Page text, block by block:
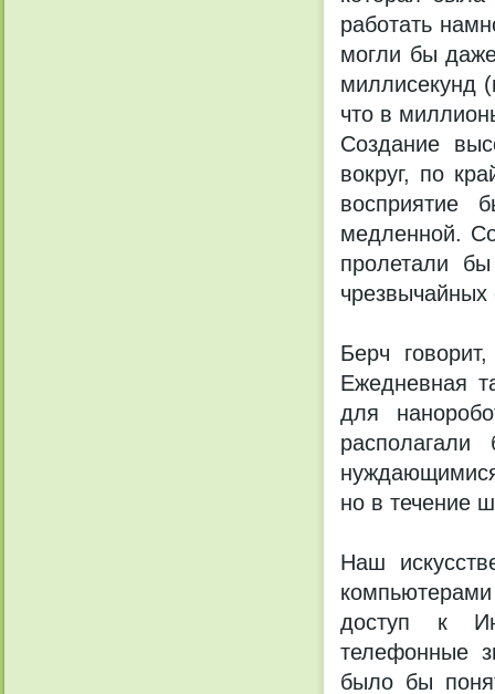
работать
могли бы
миллисекунд
что в
Создание
вокруг, по
восприятие
медленной.
пролетали
Берч
Ежедневная
для
но в течение
Наш
доступ к
телефонные
было бы